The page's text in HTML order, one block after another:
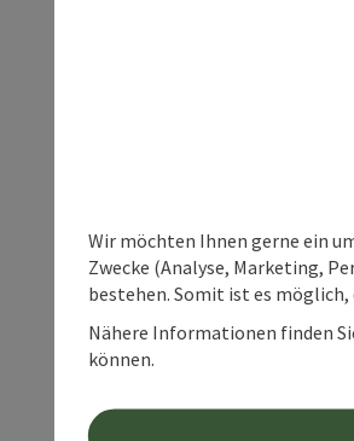
Wir möchten Ihnen gerne ein
Zwecke (Analyse, Marketing,
bestehen. Somit ist es
Nähere Informationen finden
können.